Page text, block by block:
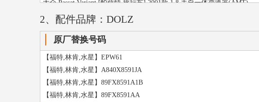
大众 Passat Variant [帕萨特 旅行车] 2001款 1.8 手自一体变速器(AMT)
大众 Golf Variant [高尔夫 旅行车] 90hp 柴油版 1999款 1.9 自动变速器(AT)
奥迪 A4 150hp 1994款 1.8 手动变速器(MT)
大众 捷达 纪念版 2011款 1.6 手动变速器(MT)
大众 宝来 基本版 2002款 1.6 手动变速器(MT)
奥迪 100 Avant V6 1991款 2.6 手动变速器(MT)
大众 高尔夫4 舒适版 2008款 1.6 手动变速器(MT)
2、配件品牌：DOLZ
原厂替换号码
【福特,林肯,水星】EPW61
【福特,林肯,水星】A840X8591JA
【福特,林肯,水星】89FX8591A1B
【福特,林肯,水星】89FX8591AA